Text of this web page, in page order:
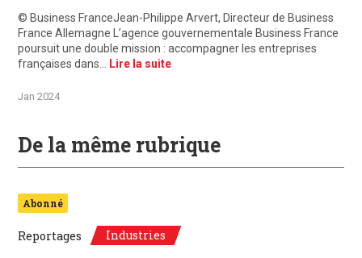
© Business FranceJean-Philippe Arvert, Directeur de Business
France Allemagne L’agence gouvernementale Business France
poursuit une double mission : accompagner les entreprises
françaises dans…
Lire la suite
Jan 2024
De la même rubrique
Abonné
Reportages Industries